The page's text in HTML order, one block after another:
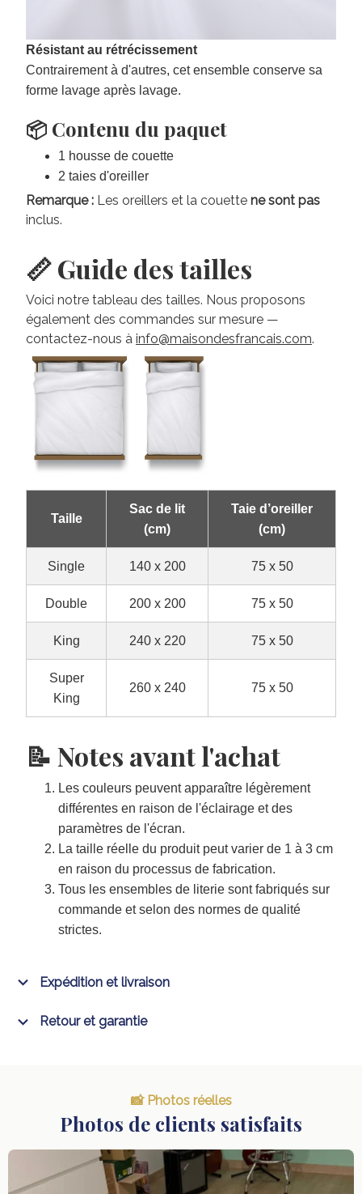
Résistant au rétrécissement
Contrairement à d'autres, cet ensemble conserve sa
forme lavage après lavage.
📦 Contenu du paquet
1 housse de couette
2 taies d'oreiller
Remarque : Les oreillers et la couette ne sont pas
inclus.
📏 Guide des tailles
Voici notre tableau des tailles. Nous proposons
également des commandes sur mesure —
contactez-nous à info@maisondesfrancais.com.
Taille
Sac de lit
(cm)
Taie d’oreiller
(cm)
Single 140 x 200 75 x 50
Double 200 x 200 75 x 50
King 240 x 220 75 x 50
Super
King
260 x 240 75 x 50
📝 Notes avant l'achat
Les couleurs peuvent apparaître légèrement
différentes en raison de l'éclairage et des
paramètres de l'écran.
La taille réelle du produit peut varier de 1 à 3 cm
en raison du processus de fabrication.
Tous les ensembles de literie sont fabriqués sur
commande et selon des normes de qualité
strictes.
Expédition et livraison
Retour et garantie
📸 Photos réelles
Photos de clients satisfaits